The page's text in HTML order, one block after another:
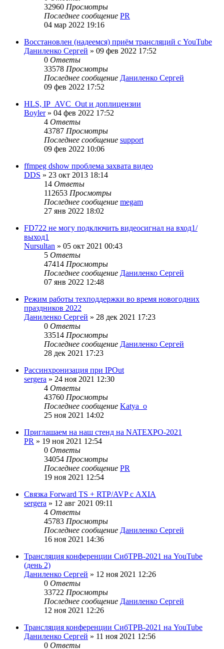
32960 Просмотры
Последнее сообщение PR
04 мар 2022 19:16
Восстановлен (надеемся) приём трансляций с YouTube
Даниленко Сергей » 09 фев 2022 17:52
0 Ответы
33578 Просмотры
Последнее сообщение Даниленко Сергей
09 фев 2022 17:52
HLS, IP_AVC_Out и доплицензии
Boyler» 04 фев 2022 17:52
4 Ответы
43787 Просмотры
Последнее сообщение support
09 фев 2022 10:06
ffmpeg dshow проблема захвата видео
DDS » 23 окт 2013 18:14
14 Ответы
112653 Просмотры
Последнее сообщение megam
27 янв 2022 18:02
FD722 не могу подключить видеосигнал на вход1/
выход1
Nursultan » 05 окт 2021 00:43
5 Ответы
47414 Просмотры
Последнее сообщение Даниленко Сергей
07 янв 2022 12:48
Режим работы техподдержки во время новогодних
праздников 2022
Даниленко Сергей » 28 дек 2021 17:23
0 Ответы
33514 Просмотры
Последнее сообщение Даниленко Сергей
28 дек 2021 17:23
Рассинхронизация при IPOut
sergera » 24 ноя 2021 12:30
4 Ответы
43760 Просмотры
Последнее сообщение Katya_o
25 ноя 2021 14:02
Приглашаем на наш стенд на NATEXPO-2021
PR » 19 ноя 2021 12:54
0 Ответы
34054 Просмотры
Последнее сообщение PR
19 ноя 2021 12:54
Связка Forward TS + RTP/AVP с AXIA
sergera » 12 авг 2021 09:11
4 Ответы
45783 Просмотры
Последнее сообщение Даниленко Сергей
16 ноя 2021 14:36
Трансляция конференции СибТРВ-2021 на YouTube
(день 2)
Даниленко Сергей » 12 ноя 2021 12:26
0 Ответы
33722 Просмотры
Последнее сообщение Даниленко Сергей
12 ноя 2021 12:26
Трансляция конференции СибТРВ-2021 на YouTube
Даниленко Сергей » 11 ноя 2021 12:56
0 Ответы